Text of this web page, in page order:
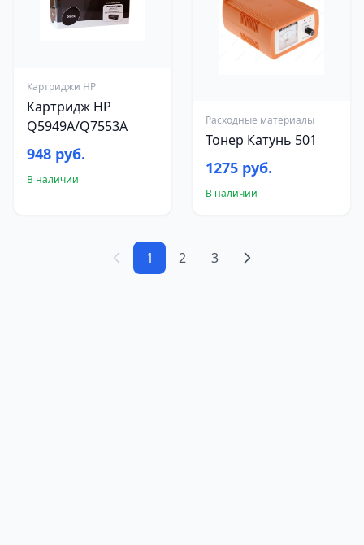
Картриджи HP
Картридж HP
Q5949A/Q7553A
948 руб.
В наличии
Расходные материалы
Тонер Катунь 501
1275 руб.
В наличии
1 2 3